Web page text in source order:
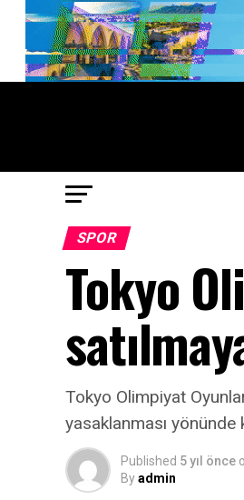
SPOR
Tokyo
Tokyo Olimpiyat
yasaklanması yönünde
Published 5 yıl önce
Byadmin